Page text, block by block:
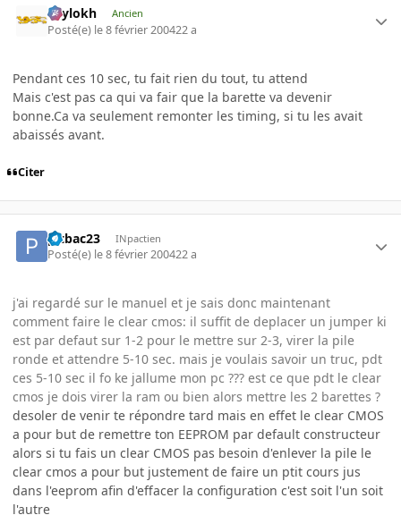
Psylokh Ancien
Posté(e) le 8 février 200422 a
Pendant ces 10 sec, tu fait rien du tout, tu attend
Mais c'est pas ca qui va fair que la barette va devenir
bonne.Ca va seulement remonter les timing, si tu les avait
abaissés avant.
Citer
pitbac23 INpactien
Posté(e) le 8 février 200422 a
j'ai regardé sur le manuel et je sais donc maintenant
comment faire le clear cmos: il suffit de deplacer un jumper ki
est par defaut sur 1-2 pour le mettre sur 2-3, virer la pile
ronde et attendre 5-10 sec. mais je voulais savoir un truc, pdt
ces 5-10 sec il fo ke jallume mon pc ??? est ce que pdt le clear
cmos je dois virer la ram ou bien alors mettre les 2 barettes ?
desoler de venir te répondre tard mais en effet le clear CMOS
a pour but de remettre ton EEPROM par default constructeur
alors si tu fais un clear CMOS pas besoin d'enlever la pile le
clear cmos a pour but justement de faire un ptit cours jus
dans l'eeprom afin d'effacer la configuration c'est soit l'un soit
l'autre